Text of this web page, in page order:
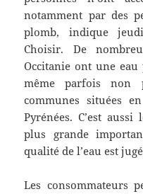
notamment par des
plomb, indique
Choisir. De
Occitanie ont une
même parfois non
communes situées
Pyrénées. C’est
plus grande
qualité de l’eau est
Les consommateurs